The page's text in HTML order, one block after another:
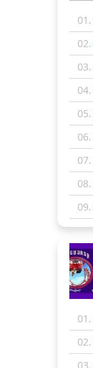
01.
02.
03.
04.
05.
06.
07.
08.
09.
01.
02.
03.